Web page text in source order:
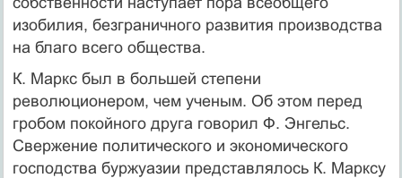
изобилия, безграничного развития производства
на благо всего общества.
К. Маркс был в большей степени
революционером, чем ученым. Об этом перед
гробом покойного друга говорил Ф. Энгельс.
Свержение политического и экономического
господства буржуазии представлялось К. Марксу